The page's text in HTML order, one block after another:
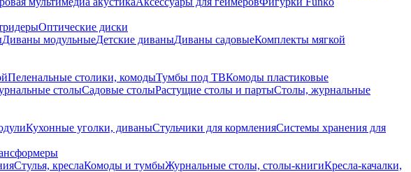
Оптические диски
Диваны модульныеДетские диваныДиваны садовыеКомплекты мягкой
Пеленальные столики, комодыТумбы под ТВКомоды пластиковые
столыСадовые столыРастущие столы и партыСтолы, журнальные
Кухонные уголки, диваныСтульчики для кормленияСистемы хранения для
Стулья, креслаКомоды и тумбыЖурнальные столы, столы-книгиКресла-качалки,